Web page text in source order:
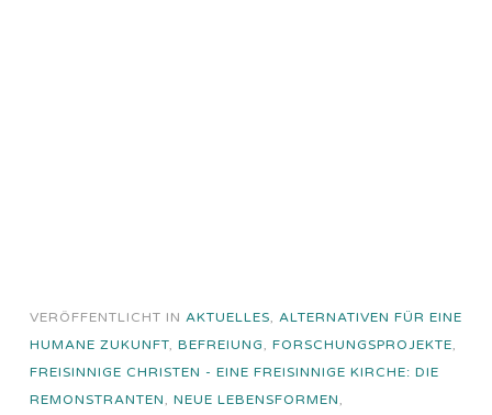
VERÖFFENTLICHT IN AKTUELLES, ALTERNATIVEN FÜR EINE
HUMANE ZUKUNFT, BEFREIUNG, FORSCHUNGSPROJEKTE,
FREISINNIGE CHRISTEN - EINE FREISINNIGE KIRCHE: DIE
REMONSTRANTEN, NEUE LEBENSFORMEN,